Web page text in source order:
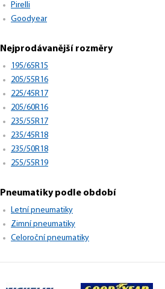
Pirelli
Goodyear
Nejprodávanější rozměry
195/65R15
205/55R16
225/45R17
205/60R16
235/55R17
235/45R18
235/50R18
255/55R19
Pneumatiky podle období
Letní pneumatiky
Zimní pneumatiky
Celoroční pneumatiky